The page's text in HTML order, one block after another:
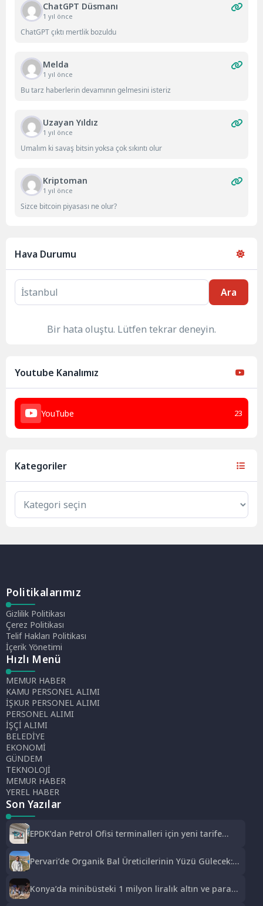
ChatGPT Düsmanı
1 yıl önce
ChatGPT çıktı mertlik bozuldu
Melda
1 yıl önce
Bu tarz haberlerin devamının gelmesini isteriz
Uzayan Yıldız
1 yıl önce
Umalım ki savaş bitsin yoksa çok sıkıntı olur
Kriptoman
1 yıl önce
Sizce bitcoin piyasası ne olur?
Hava Durumu
Ara
Bir hata oluştu. Lütfen tekrar deneyin.
Youtube Kanalımız
YouTube 23
Kategoriler
Politikalarımız
Gizlilik Politikası
Çerez Politikası
Telif Hakları Politikası
İçerik Yönetimi
Hızlı Menü
MEMUR HABER
KAMU PERSONEL ALIMI
İŞKUR PERSONEL ALIMI
PERSONEL ALIMI
İŞÇİ ALIMI
BELEDİYE
EKONOMİ
GÜNDEM
TEKNOLOJİ
MEMUR HABER
YEREL HABER
Son Yazılar
EPDK’dan Petrol Ofisi terminalleri için yeni tarife
Pervari’de Organik Bal Üreticilerinin Yüzü Gülecek:
Konya’da minibüsteki 1 milyon liralık altın ve parayı